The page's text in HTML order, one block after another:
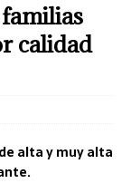
calidad
alta y muy alta